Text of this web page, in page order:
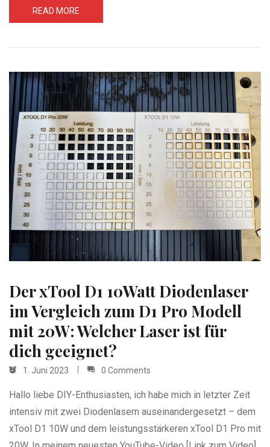
READ MORE
Der xTool D1 10Watt Diodenlaser
im Vergleich zum D1 Pro Modell
mit 20W: Welcher Laser ist für
dich geeignet?
1. Juni 2023 0 Comments
Hallo liebe DIY-Enthusiasten, ich habe mich in letzter Zeit
intensiv mit zwei Diodenlasern auseinandergesetzt – dem
xTool D1 10W und dem leistungsstärkeren xTool D1 Pro mit